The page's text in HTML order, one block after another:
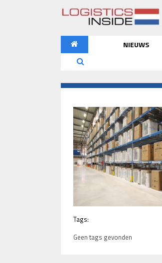
NIEUWS
Tags:
Geen tags gevonden